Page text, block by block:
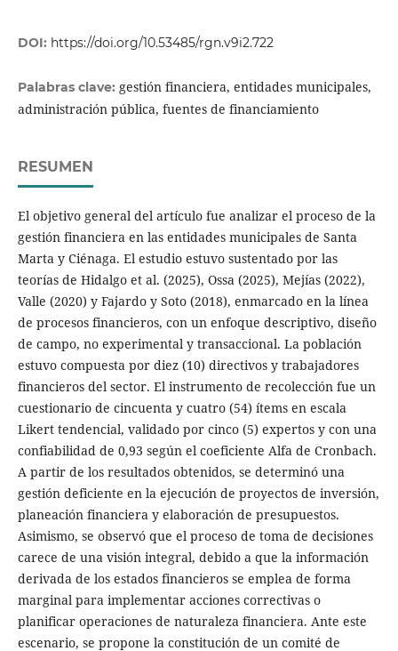
DOI: https://doi.org/10.53485/rgn.v9i2.722
Palabras clave: gestión financiera, entidades municipales,
administración pública, fuentes de financiamiento
RESUMEN
El objetivo general del artículo fue analizar el proceso de la
gestión financiera en las entidades municipales de Santa
Marta y Ciénaga. El estudio estuvo sustentado por las
teorías de Hidalgo et al. (2025), Ossa (2025), Mejías (2022),
Valle (2020) y Fajardo y Soto (2018), enmarcado en la línea
de procesos financieros, con un enfoque descriptivo, diseño
de campo, no experimental y transaccional. La población
estuvo compuesta por diez (10) directivos y trabajadores
financieros del sector. El instrumento de recolección fue un
cuestionario de cincuenta y cuatro (54) ítems en escala
Likert tendencial, validado por cinco (5) expertos y con una
confiabilidad de 0,93 según el coeficiente Alfa de Cronbach.
A partir de los resultados obtenidos, se determinó una
gestión deficiente en la ejecución de proyectos de inversión,
planeación financiera y elaboración de presupuestos.
Asimismo, se observó que el proceso de toma de decisiones
carece de una visión integral, debido a que la información
derivada de los estados financieros se emplea de forma
marginal para implementar acciones correctivas o
planificar operaciones de naturaleza financiera. Ante este
escenario, se propone la constitución de un comité de